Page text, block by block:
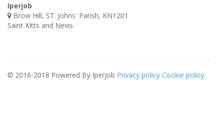
Iperjob
Brow Hill, ST. Johns' Parish, KN1201
Saint Kitts and Nevis
© 2016-2018 Powered By Iperjob Privacy policy Cookie policy